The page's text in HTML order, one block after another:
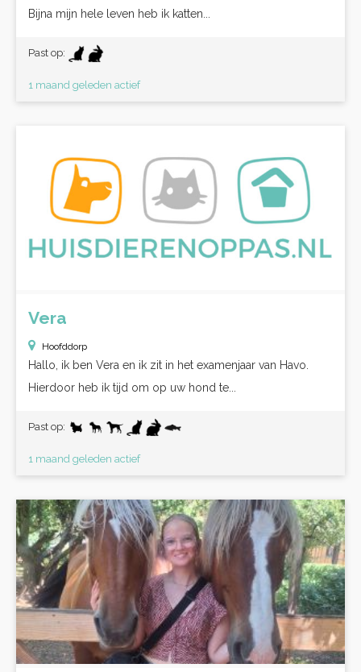
Bijna mijn hele leven heb ik katten...
Past op:
1 maand geleden actief
Vera
Hoofddorp
Hallo, ik ben Vera en ik zit in het examenjaar van Havo.
Hierdoor heb ik tijd om op uw hond te...
Past op:
1 maand geleden actief